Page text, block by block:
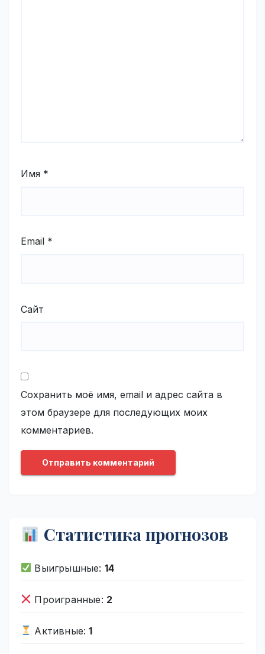
Имя *
Email *
Сайт
Сохранить моё имя, email и адрес сайта в
этом браузере для последующих моих
комментариев.
Статистика прогнозов
Выигрышные: 14
Проигранные: 2
Активные:1